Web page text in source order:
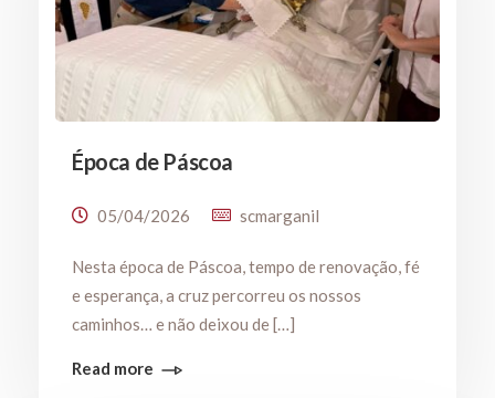
Época de Páscoa
05/04/2026 scmarganil
Nesta época de Páscoa, tempo de renovação, fé
e esperança, a cruz percorreu os nossos
caminhos… e não deixou de […]
Read more